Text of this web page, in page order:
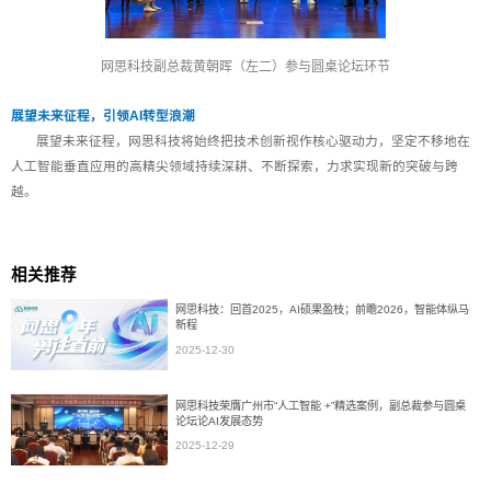
网思科技副总裁黄朝晖（左二）参与圆桌论坛环节
展望未来征程，引领AI转型浪潮
展望未来征程，网思科技将始终把技术创新视作核心驱动力，坚定不移地在
人工智能垂直应用的高精尖领域持续深耕、不断探索，力求实现新的突破与跨
越。
相关推荐
网思科技：回首2025，AI硕果盈枝；前瞻2026，智能体纵马
新程
2025-12-30
网思科技荣膺广州市“人工智能 +”精选案例，副总裁参与圆桌
论坛论AI发展态势
2025-12-29